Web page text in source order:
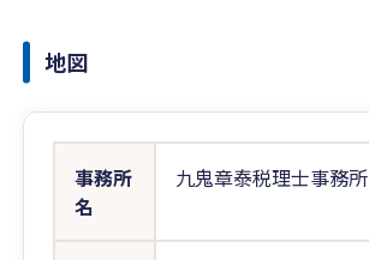
地図
事務所
名
九鬼章泰税理士事務所